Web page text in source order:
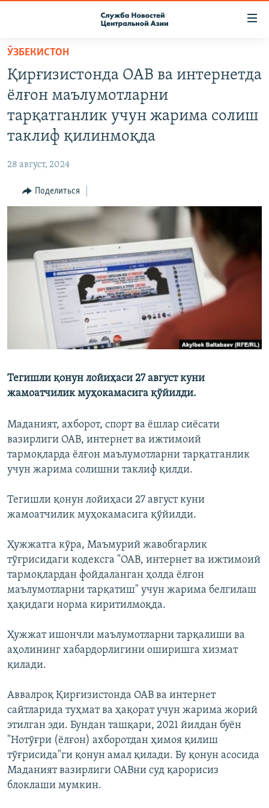
Вернуться
основному
содержанию
главной
Вернутся
поиску
ПОДПИСКА
RFE/RL ДИРЕКТ
МИГРАНТ МЕДИА
ӮЗБЕКИСТОН
Қирғизистонда ОАВ ва интернетда
ёлғон маълумотларни
тарқатганлик учун жарима солиш
таклиф қилинмоқда
28 август, 2024
Поделиться
Тегишли қонун лойиҳаси 27 август куни
жамоатчилик муҳокамасига қўйилди.
Маданият, ахборот, спорт ва ёшлар сиёсати
вазирлиги ОАВ, интернет ва ижтимоий
тармоқларда ёлғон маълумотларни тарқатганлик
учун жарима солишни таклиф қилди.
Тегишли қонун лойиҳаси 27 август куни
жамоатчилик муҳокамасига қўйилди.
Ҳужжатга кўра, Маъмурий жавобгарлик
тўғрисидаги кодексга "ОАВ, интернет ва ижтимоий
тармоқлардан фойдаланган ҳолда ёлғон
маълумотларни тарқатиш" учун жарима белгилаш
ҳақидаги норма киритилмоқда.
Ҳужжат ишончли маълумотларни тарқалиши ва
аҳолининг хабардорлигини оширишга хизмат
қилади.
Аввалроқ Қирғизистонда ОАВ ва интернет
сайтларида туҳмат ва ҳақорат учун жарима жорий
этилган эди. Бундан ташқари, 2021 йилдан буён
"Нотўғри (ёлғон) ахборотдан ҳимоя қилиш
тўғрисида"ги қонун амал қилади. Бу қонун асосида
Маданият вазирлиги ОАВни суд қарорисиз
блоклаши мумкин.